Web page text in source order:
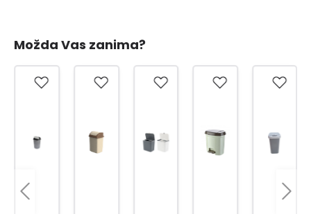
Možda Vas zanima?